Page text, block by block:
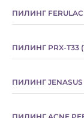
ПИЛИНГ FERULAC
ПИЛИНГ PRX-T33
ПИЛИНГ JENASUS